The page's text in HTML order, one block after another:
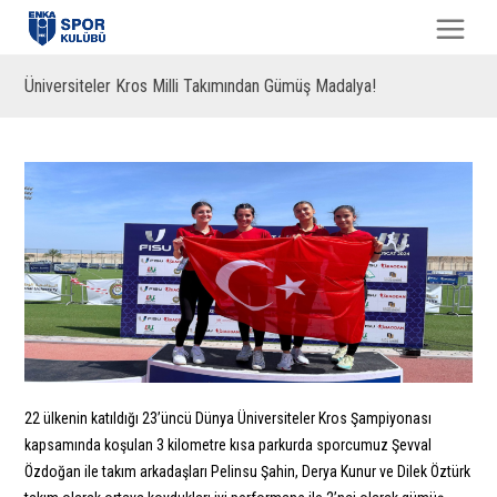
Üniversiteler Kros Milli Takımından Gümüş Madalya!
22 ülkenin katıldığı 23’üncü Dünya Üniversiteler Kros Şampiyonası
kapsamında koşulan 3 kilometre kısa parkurda sporcumuz Şevval
Özdoğan ile takım arkadaşları Pelinsu Şahin, Derya Kunur ve Dilek Öztürk